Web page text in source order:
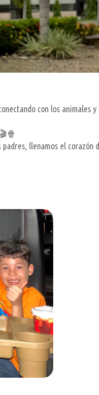
con los animales y
llenamos el corazón